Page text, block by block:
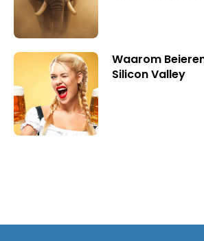
Waarom
Silicon Valley